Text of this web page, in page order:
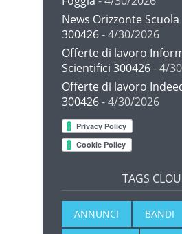
News Orizzonte Scuola
300426- 4/30/2026
Offerte di lavoro
Scientifici 300426- 4/
Offerte di lavoro
300426- 4/30/2026
TAGS
ANNUNCI BANDI